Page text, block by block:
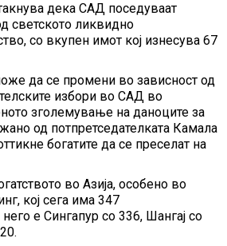
дека САД поседуваат
светското ликвидно
со вкупен имот кој изнесува 67
да се промени во зависност од
избори во САД во
зголемување на даноците за
од потпретседателката Камала
богатите да се преселат на
во Азија, особено во
кој сега има 347
е Сингапур со 336, Шангај со